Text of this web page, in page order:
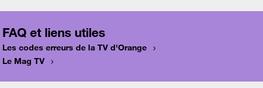
FAQ et liens utiles
Les codes erreurs de la TV d'Orange
Le Mag TV